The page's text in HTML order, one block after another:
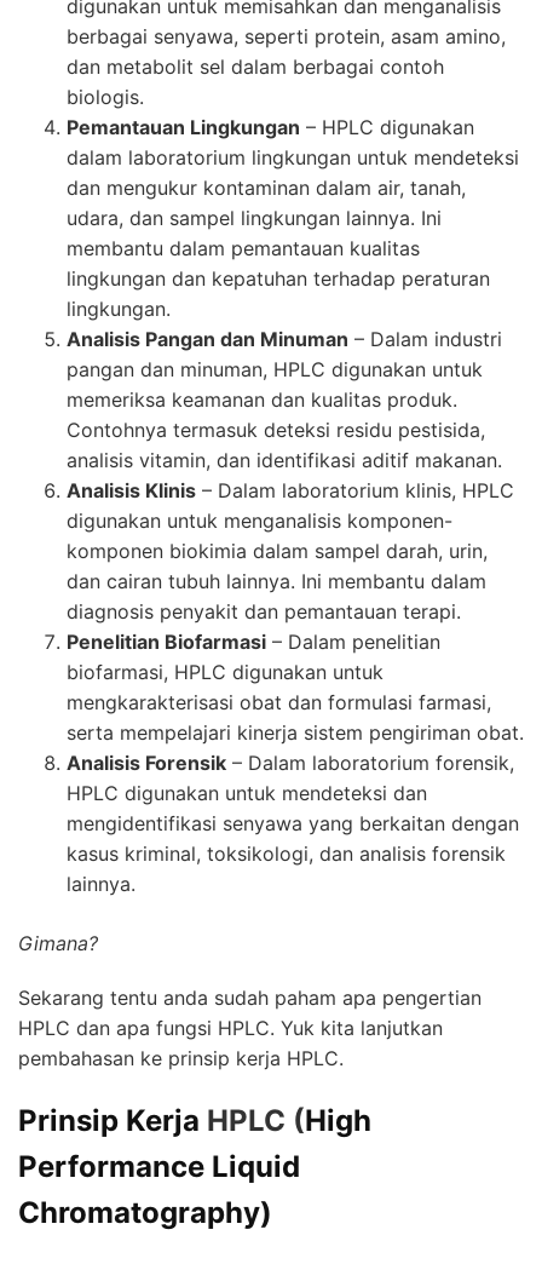
digunakan untuk memisahkan dan menganalisis
berbagai senyawa, seperti protein, asam amino,
dan metabolit sel dalam berbagai contoh
biologis.
Pemantauan Lingkungan – HPLC digunakan
dalam laboratorium lingkungan untuk mendeteksi
dan mengukur kontaminan dalam air, tanah,
udara, dan sampel lingkungan lainnya. Ini
membantu dalam pemantauan kualitas
lingkungan dan kepatuhan terhadap peraturan
lingkungan.
Analisis Pangan dan Minuman – Dalam industri
pangan dan minuman, HPLC digunakan untuk
memeriksa keamanan dan kualitas produk.
Contohnya termasuk deteksi residu pestisida,
analisis vitamin, dan identifikasi aditif makanan.
Analisis Klinis – Dalam laboratorium klinis, HPLC
digunakan untuk menganalisis komponen-
komponen biokimia dalam sampel darah, urin,
dan cairan tubuh lainnya. Ini membantu dalam
diagnosis penyakit dan pemantauan terapi.
Penelitian Biofarmasi – Dalam penelitian
biofarmasi, HPLC digunakan untuk
mengkarakterisasi obat dan formulasi farmasi,
serta mempelajari kinerja sistem pengiriman obat.
Analisis Forensik – Dalam laboratorium forensik,
HPLC digunakan untuk mendeteksi dan
mengidentifikasi senyawa yang berkaitan dengan
kasus kriminal, toksikologi, dan analisis forensik
lainnya.
Gimana?
Sekarang tentu anda sudah paham apa pengertian
HPLC dan apa fungsi HPLC. Yuk kita lanjutkan
pembahasan ke prinsip kerja HPLC.
Prinsip Kerja HPLC (High
Performance Liquid
Chromatography)